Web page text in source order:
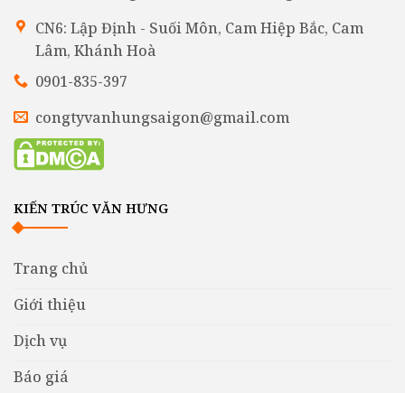
CN6: Lập Định - Suối Môn, Cam Hiệp Bắc, Cam
Lâm, Khánh Hoà
0901-835-397
congtyvanhungsaigon@gmail.com
KIẾN TRÚC VĂN HƯNG
Trang chủ
Giới thiệu
Dịch vụ
Báo giá